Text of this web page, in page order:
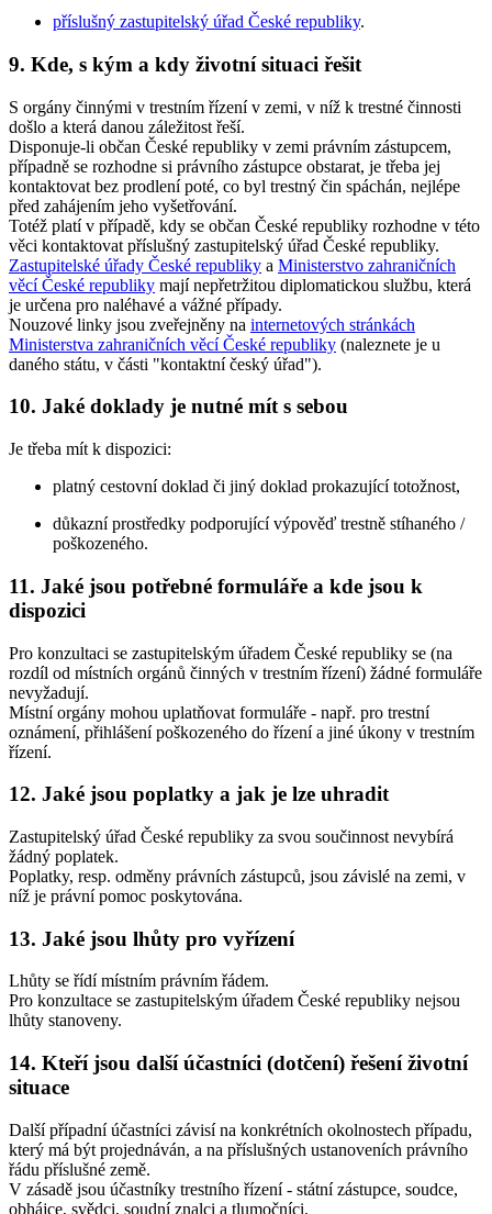
příslušný zastupitelský úřad České republiky.
9. Kde, s kým a kdy životní situaci řešit
S orgány činnými v trestním řízení v zemi, v níž k trestné činnosti
došlo a která danou záležitost řeší.
Disponuje-li občan České republiky v zemi právním zástupcem,
případně se rozhodne si právního zástupce obstarat, je třeba jej
kontaktovat bez prodlení poté, co byl trestný čin spáchán, nejlépe
před zahájením jeho vyšetřování.
Totéž platí v případě, kdy se občan České republiky rozhodne v této
věci kontaktovat příslušný zastupitelský úřad České republiky.
Zastupitelské úřady České republiky a Ministerstvo zahraničních
věcí České republiky mají nepřetržitou diplomatickou službu, která
je určena pro naléhavé a vážné případy.
Nouzové linky jsou zveřejněny na internetových stránkách
Ministerstva zahraničních věcí České republiky (naleznete je u
daného státu, v části "kontaktní český úřad").
10. Jaké doklady je nutné mít s sebou
Je třeba mít k dispozici:
platný cestovní doklad či jiný doklad prokazující totožnost,
důkazní prostředky podporující výpověď trestně stíhaného /
poškozeného.
11. Jaké jsou potřebné formuláře a kde jsou k
dispozici
Pro konzultaci se zastupitelským úřadem České republiky se (na
rozdíl od místních orgánů činných v trestním řízení) žádné formuláře
nevyžadují.
Místní orgány mohou uplatňovat formuláře - např. pro trestní
oznámení, přihlášení poškozeného do řízení a jiné úkony v trestním
řízení.
12. Jaké jsou poplatky a jak je lze uhradit
Zastupitelský úřad České republiky za svou součinnost nevybírá
žádný poplatek.
Poplatky, resp. odměny právních zástupců, jsou závislé na zemi, v
níž je právní pomoc poskytována.
13. Jaké jsou lhůty pro vyřízení
Lhůty se řídí místním právním řádem.
Pro konzultace se zastupitelským úřadem České republiky nejsou
lhůty stanoveny.
14. Kteří jsou další účastníci (dotčení) řešení životní
situace
Další případní účastníci závisí na konkrétních okolnostech případu,
který má být projednáván, a na příslušných ustanoveních právního
řádu příslušné země.
V zásadě jsou účastníky trestního řízení - státní zástupce, soudce,
obhájce, svědci, soudní znalci a tlumočníci.